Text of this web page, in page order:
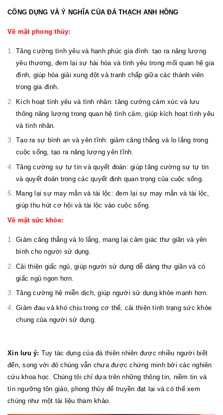
CÔNG DỤNG VÀ Ý NGHĨA CỦA ĐÁ THẠCH ANH HỒNG
Về mặt phong thủy:
Tăng cường tình yêu và hạnh phúc gia đình: tạo ra năng lượng
yêu thương, đem lại sự hài hòa và tình yêu trong mối quan hệ gia
đình, giúp hòa giải xung đột và tranh chấp giữa các thành viên
trong gia đình.
Kích hoạt tình yêu và tình nhân: tăng cường cảm xúc và lưu
thông năng lượng trong quan hệ tình cảm, giúp kích hoạt tình yêu
và tình nhân.
Tạo ra sự bình an và yên tĩnh: giảm căng thẳng và lo lắng trong
cuộc sống, tạo ra năng lượng yên tĩnh.
Tăng cường sự tự tin và quyết đoán: giúp tăng cường sự tự tin
và quyết đoán trong các quyết định quan trọng của cuộc sống.
Mang lại sự may mắn và tài lộc: đem lại sự may mắn và tài lộc,
giúp thu hút cơ hội và tài lộc vào cuộc sống.
Về mặt sức khỏe:
Giảm căng thẳng và lo lắng, mang lại cảm giác thư giãn và yên
bình cho người sử dụng.
Cải thiện giấc ngủ, giúp người sử dụng dễ dàng thư giãn và có
giấc ngủ ngon hơn.
Tăng cường hệ miễn dịch, giúp người sử dụng khỏe mạnh hơn.
Giảm đau và khó chịu trong cơ thể, cải thiện tình trạng sức khỏe
chung của người sử dụng.
Xin lưu ý: Tuy tác dụng của đá thiên nhiên được nhiều người biết
đến, song với đó chúng vẫn chưa được chứng minh bởi các nghiên
cứu khoa học. Chúng tôi chỉ dựa trên những thông tin, niềm tin và
tín ngưỡng tôn giáo, phong thủy để truyền đạt lại và có thể xem
chúng như một tài liệu tham khảo.